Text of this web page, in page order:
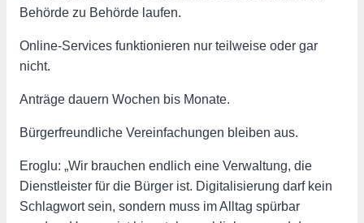
Behörde zu Behörde laufen.
Online-Services funktionieren nur teilweise oder gar
nicht.
Anträge dauern Wochen bis Monate.
Bürgerfreundliche Vereinfachungen bleiben aus.
Eroglu: „Wir brauchen endlich eine Verwaltung, die
Dienstleister für die Bürger ist. Digitalisierung darf kein
Schlagwort sein, sondern muss im Alltag spürbar